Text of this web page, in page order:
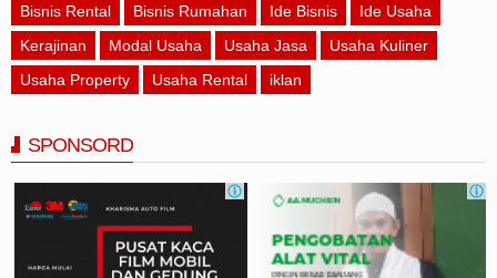
Bisnis Rental
Bisnis Rumahan Ide Bisnis
Ide Usaha
Kerajinan
Modal Usaha Usaha Jasa
Usaha Kuliner
Usaha Property
Usaha Rental iklan
SPONSORD